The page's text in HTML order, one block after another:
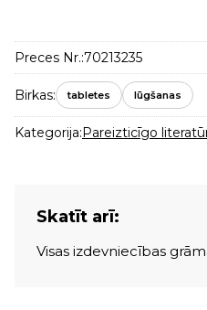
Preces Nr.:70213235
Birkas: tabletes lūgšanas
Kategorija:Pareizticīgo
Skatīt arī:
Visas izdevniecības